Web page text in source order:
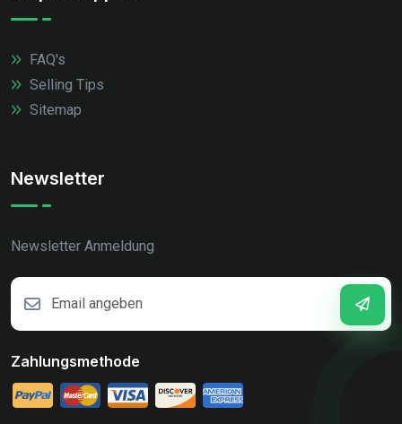
FAQ's
Selling Tips
Sitemap
Newsletter
Newsletter Anmeldung
Zahlungsmethode